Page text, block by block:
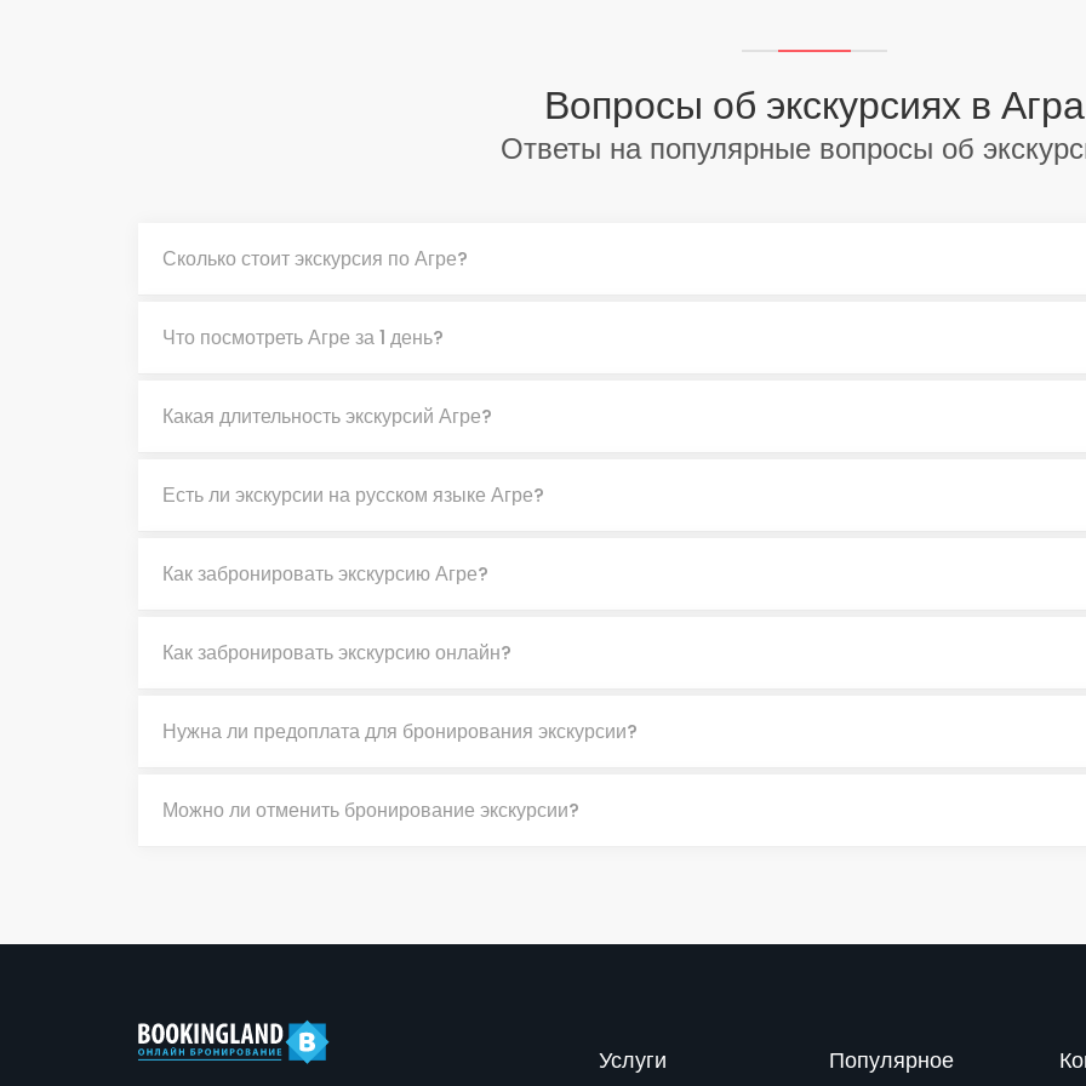
Вопросы об экскурсиях в Агра
Ответы на популярные вопросы об
Сколько стоит экскурсия по Агре?
Что посмотреть Агре за 1 день?
Какая длительность экскурсий Агре?
Есть ли экскурсии на русском языке Агре?
Как забронировать экскурсию Агре?
Как забронировать экскурсию онлайн?
Нужна ли предоплата для бронирования экскурсии?
Можно ли отменить бронирование экскурсии?
Услуги Популярное